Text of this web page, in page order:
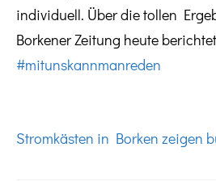
individuell. Über die tollen
Borkener Zeitung heute
#mitunskannmanreden
Stromkästen in Borken zeigen